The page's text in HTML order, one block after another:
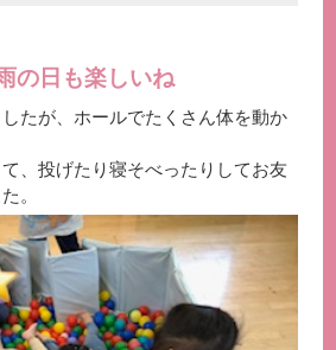
の日も楽しいね
たが、ホールでたくさん体を動か
、投げたり寝そべったりしてお友
。